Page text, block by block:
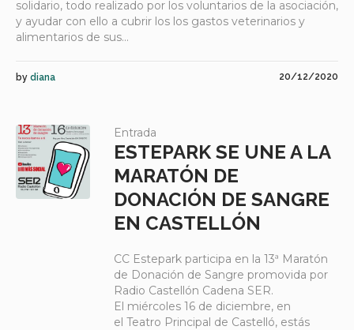
solidario, todo realizado por los voluntarios de la asociación,
y ayudar con ello a cubrir los los gastos veterinarios y
alimentarios de sus...
20/12/2020
by diana
Entrada
ESTEPARK SE UNE A LA
MARATÓN DE
DONACIÓN DE SANGRE
EN CASTELLÓN
CC Estepark participa en la 13ª Maratón
de Donación de Sangre promovida por
Radio Castellón Cadena SER.
El miércoles 16 de diciembre, en
el Teatro Principal de Castelló, estás